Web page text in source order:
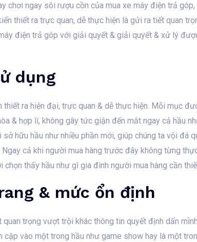
chơi ngay sôi rượu cồn của mua xe máy điện trả
thiết ra trực quan, dễ thực hiện là gửi ra tiết quan
điện trả góp với giải quyết & giải quyết & xử lý
dụng
ra hiện đại, trực quan & dễ thực hiện. Mỗi mục
& hợp lí, không gây tức giận đến mắt ngay cả hầu
hữu hầu như nhiều phần mới, giúp chúng ta vội đá
cả khi người mua hàng trước đây không từng
chọn thấy hầu như gì gia đình người mua hàng cần
& mức ổn định
trọng vượt trội khác thông tin quyết định dấn
vào một trong hầu như game show hay là một